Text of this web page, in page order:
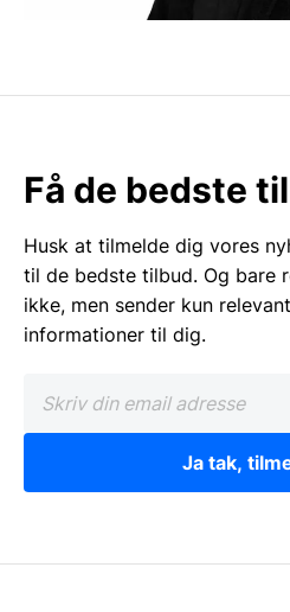
Få de bedste
Husk at tilmelde dig vores
til de bedste tilbud. Og bare
ikke, men sender kun
informationer til dig.
Ja tak,